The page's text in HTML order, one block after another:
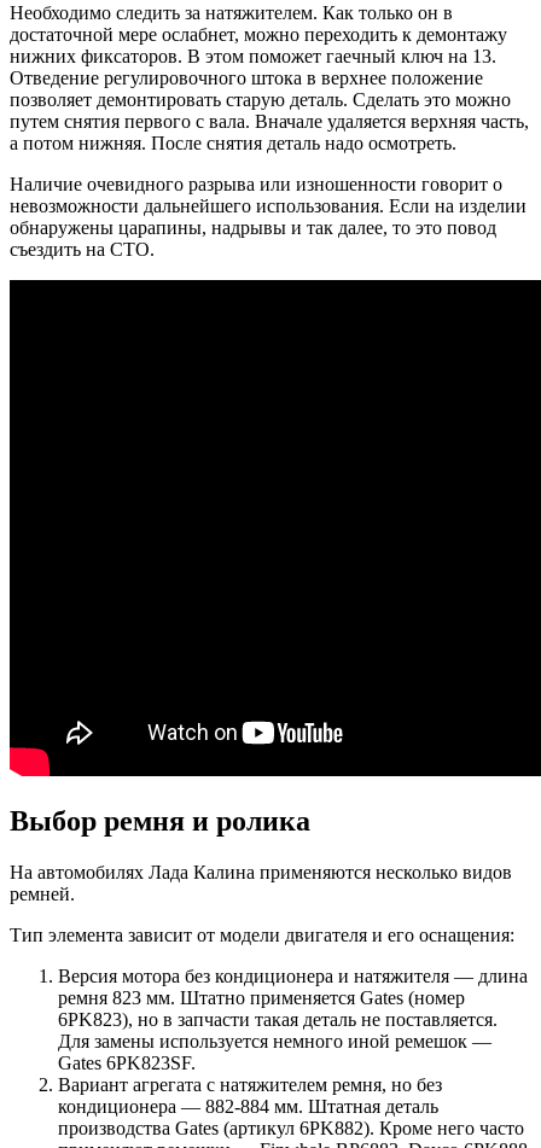
Необходимо следить за натяжителем. Как только он в
достаточной мере ослабнет, можно переходить к демонтажу
нижних фиксаторов. В этом поможет гаечный ключ на 13.
Отведение регулировочного штока в верхнее положение
позволяет демонтировать старую деталь. Сделать это можно
путем снятия первого с вала. Вначале удаляется верхняя часть,
а потом нижняя. После снятия деталь надо осмотреть.
Наличие очевидного разрыва или изношенности говорит о
невозможности дальнейшего использования. Если на изделии
обнаружены царапины, надрывы и так далее, то это повод
съездить на СТО.
Выбор ремня и ролика
На автомобилях Лада Калина применяются несколько видов
ремней.
Тип элемента зависит от модели двигателя и его оснащения:
Версия мотора без кондиционера и натяжителя — длина
ремня 823 мм. Штатно применяется Gates (номер
6PK823), но в запчасти такая деталь не поставляется.
Для замены используется немного иной ремешок —
Gates 6PK823SF.
Вариант агрегата с натяжителем ремня, но без
кондиционера — 882-884 мм. Штатная деталь
производства Gates (артикул 6PK882). Кроме него часто